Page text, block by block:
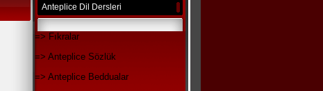
Anteplice Dil Dersleri
=> Fıkralar
=> Anteplice Sözlük
=> Anteplice Beddualar